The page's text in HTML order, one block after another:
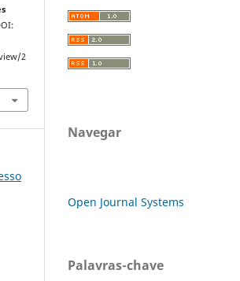
2
Navegar
Open Journal Systems
Palavras-chave